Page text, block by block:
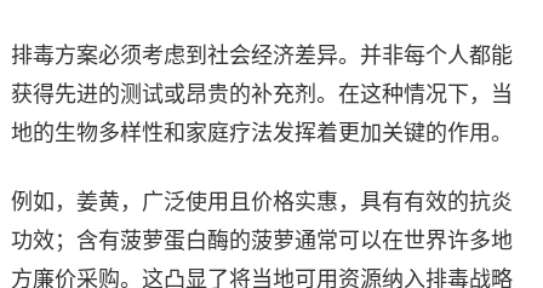
排毒方案必须考虑到社会经济差异。并非每个人都能
获得先进的测试或昂贵的补充剂。在这种情况下，当
地的生物多样性和家庭疗法发挥着更加关键的作用。
例如，姜黄，广泛使用且价格实惠，具有有效的抗炎
功效；含有菠萝蛋白酶的菠萝通常可以在世界许多地
方廉价采购。这凸显了将当地可用资源纳入排毒战略